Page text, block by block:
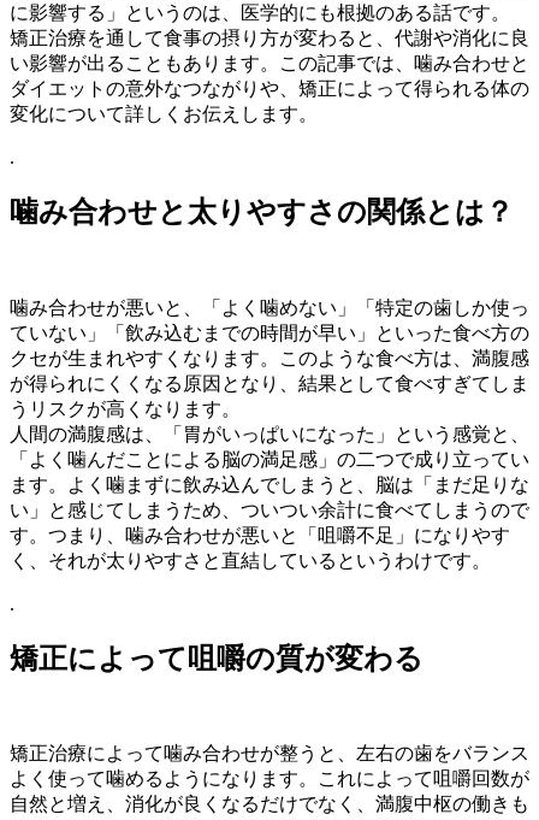
に影響する」というのは、医学的にも根拠のある話です。
矯正治療を通して食事の摂り方が変わると、代謝や消化に良
い影響が出ることもあります。この記事では、噛み合わせと
ダイエットの意外なつながりや、矯正によって得られる体の
変化について詳しくお伝えします。
.
噛み合わせと太りやすさの関係とは？
噛み合わせが悪いと、「よく噛めない」「特定の歯しか使っ
ていない」「飲み込むまでの時間が早い」といった食べ方の
クセが生まれやすくなります。このような食べ方は、満腹感
が得られにくくなる原因となり、結果として食べすぎてしま
うリスクが高くなります。
人間の満腹感は、「胃がいっぱいになった」という感覚と、
「よく噛んだことによる脳の満足感」の二つで成り立ってい
ます。よく噛まずに飲み込んでしまうと、脳は「まだ足りな
い」と感じてしまうため、ついつい余計に食べてしまうので
す。つまり、噛み合わせが悪いと「咀嚼不足」になりやす
く、それが太りやすさと直結しているというわけです。
.
矯正によって咀嚼の質が変わる
矯正治療によって噛み合わせが整うと、左右の歯をバランス
よく使って噛めるようになります。これによって咀嚼回数が
自然と増え、消化が良くなるだけでなく、満腹中枢の働きも